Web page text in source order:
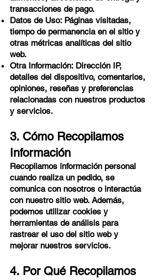
transacciones de pago.
Datos de Uso: Páginas visitadas,
tiempo de permanencia en el sitio y
otras métricas analíticas del sitio
web.
Otra Información: Dirección IP,
detalles del dispositivo, comentarios,
opiniones, reseñas y preferencias
relacionadas con nuestros productos
y servicios.
3. Cómo Recopilamos
Información
Recopilamos información personal
cuando realiza un pedido, se
comunica con nosotros o interactúa
con nuestro sitio web. Además,
podemos utilizar cookies y
herramientas de análisis para
rastrear el uso del sitio web y
mejorar nuestros servicios.
4. Por Qué Recopilamos